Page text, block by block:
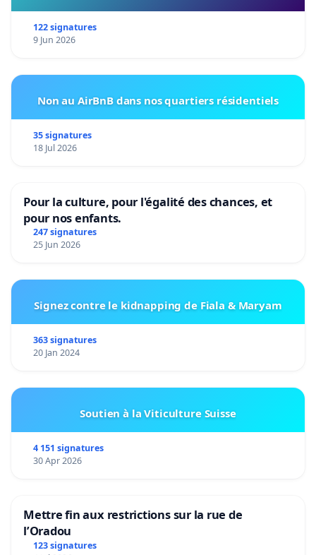
122 signatures
9 Jun 2026
Non au AirBnB dans nos quartiers résidentiels
35 signatures
18 Jul 2026
Pour la culture, pour l'égalité des chances, et
pour nos enfants.
247 signatures
25 Jun 2026
Signez contre le kidnapping de Fiala & Maryam
363 signatures
20 Jan 2024
Soutien à la Viticulture Suisse
4 151 signatures
30 Apr 2026
Mettre fin aux restrictions sur la rue de
l’Oradou
123 signatures